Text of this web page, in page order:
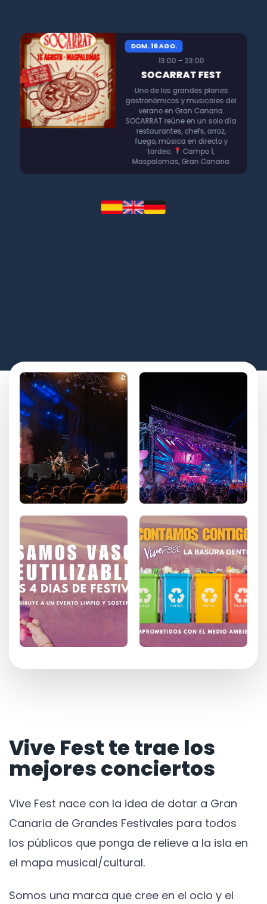
DOM. 16 AGO.
13:00 – 23:00
SOCARRAT FEST
Uno de los grandes planes
gastronómicos y musicales del
verano en Gran Canaria.
SOCARRAT reúne en un solo día
restaurantes, chefs, arroz,
fuego, música en directo y
tardeo.
Campo 1,
Maspalomas, Gran Canaria.
Vive Fest te trae los
mejores conciertos
Vive Fest nace con la idea de dotar a Gran
Canaria de Grandes Festivales para todos
los públicos que ponga de relieve a la isla en
el mapa musical/cultural.
Somos una marca que cree en el ocio y el